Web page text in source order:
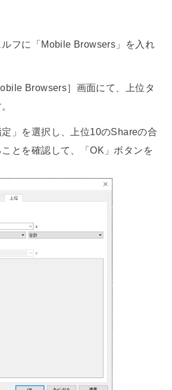
ルフに「Mobile Browsers」を入れ
Browsers］画面にて、上位タ
定」を選択し、上位10のShareの合
とを確認して、「OK」ボタンを